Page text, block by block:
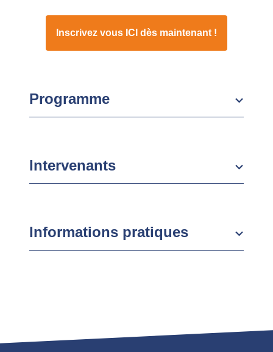
Inscrivez vous ICI dès maintenant !
Programme
Intervenants
Informations pratiques